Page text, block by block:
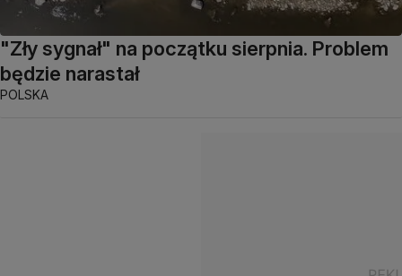
"Zły sygnał" na początku sierpnia. Problem
będzie narastał
POLSKA